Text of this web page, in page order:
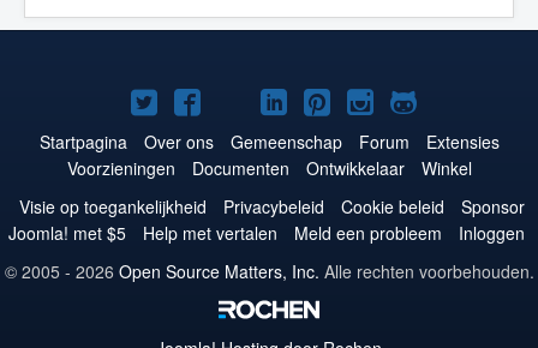
Joomla!
op
Twitter
Joomla!
op
Facebook
Joomla!
op
YouTube
Joomla!
op
LinkedIn
Joomla!
op
Pinterest
Joomla!
op
Instagram
Joomla!
op
GitHub
Startpagina Over ons Gemeenschap Forum
Extensies
Voorzieningen
Documenten Ontwikkelaar
Winkel
Visie op toegankelijkheid
Privacybeleid Cookie beleid
Sponsor
Joomla! met $5
Help met vertalen Meld een probleem
Inloggen
© 2005 - 2026 Open Source Matters, Inc. Alle rechten voorbehouden.